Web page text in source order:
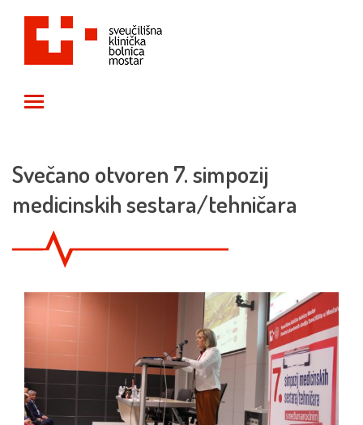
Svečano otvoren 7. simpozij
medicinskih sestara/tehničara